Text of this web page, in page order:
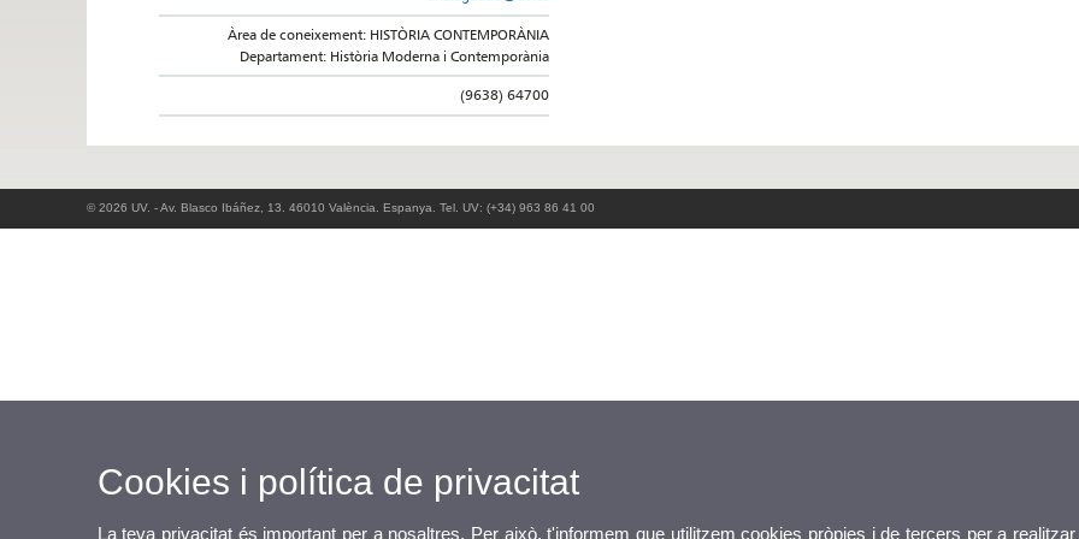
Àrea de coneixement: HISTÒRIA CONTEMPORÀNIA
Departament: Història Moderna i Contemporània
(9638) 64700
© 2026 UV. - Av. Blasco Ibáñez, 13. 46010 València. Espanya. Tel. UV: (+34) 963 86 41 00
Cookies i política de privacitat
La teva privacitat és important per a nosaltres. Per això, t'informem que utilitzem cookies pròpies i de tercers per a realitzar